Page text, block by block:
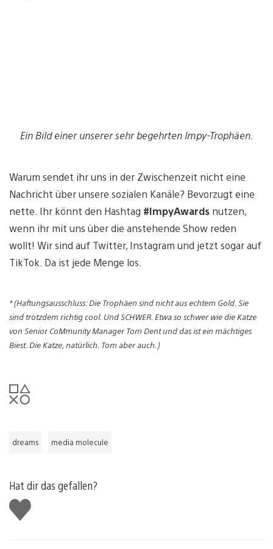
Ein Bild einer unserer sehr begehrten Impy-Trophäen.
Warum sendet ihr uns in der Zwischenzeit nicht eine
Nachricht über unsere sozialen Kanäle? Bevorzugt eine
nette. Ihr könnt den Hashtag #ImpyAwards nutzen,
wenn ihr mit uns über die anstehende Show reden
wollt! Wir sind auf Twitter, Instagram und jetzt sogar auf
TikTok. Da ist jede Menge los.
* (Haftungsausschluss: Die Trophäen sind nicht aus echtem Gold. Sie
sind trotzdem richtig cool. Und SCHWER. Etwa so schwer wie die Katze
von Senior CoMmunity Manager Tom Dent und das ist ein mächtiges
Biest. Die Katze, natürlich. Tom aber auch.)
dreams media molecule
Hat dir das gefallen?
Gefällt
mir